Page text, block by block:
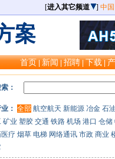
[进入其它频道 ] 中
案
首页|新闻|招聘|下载|
：
： 全部 航空航天 新能源 冶金 石
矿业 塑胶 交通 铁路 机场 港口 仓储
疗 烟草 电梯 网络通讯 市政 商业